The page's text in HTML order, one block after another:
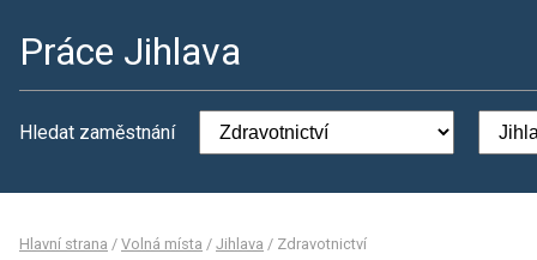
Práce Jihlava
Hledat zaměstnání
Hlavní strana / Volná místa / Jihlava / Zdravotnictví